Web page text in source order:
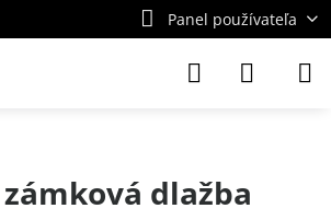
Panel používateľa
dlažba